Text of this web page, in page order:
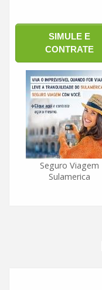
Seguro Viagem
Sulamerica
SIMULE E
CONTRATE